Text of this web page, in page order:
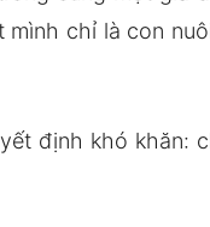
chỉ là con
định khó khăn: